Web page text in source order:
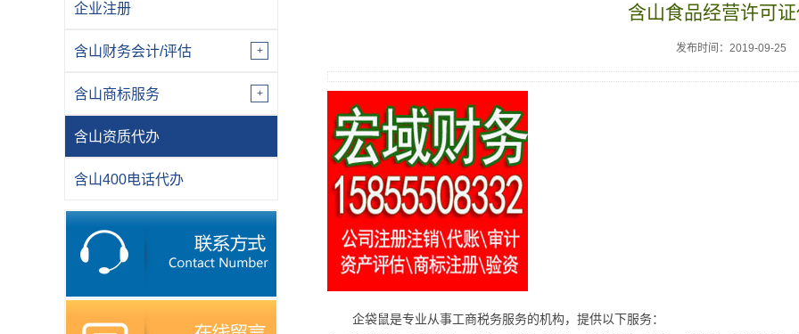
企业注册
含山财务会计/评估
含山商标服务
含山资质代办
含山400电话代办
含山食品经营许可
发布时间：2019-09-25
企袋鼠是专业从事工商税务服务的机构，提供以下服务：